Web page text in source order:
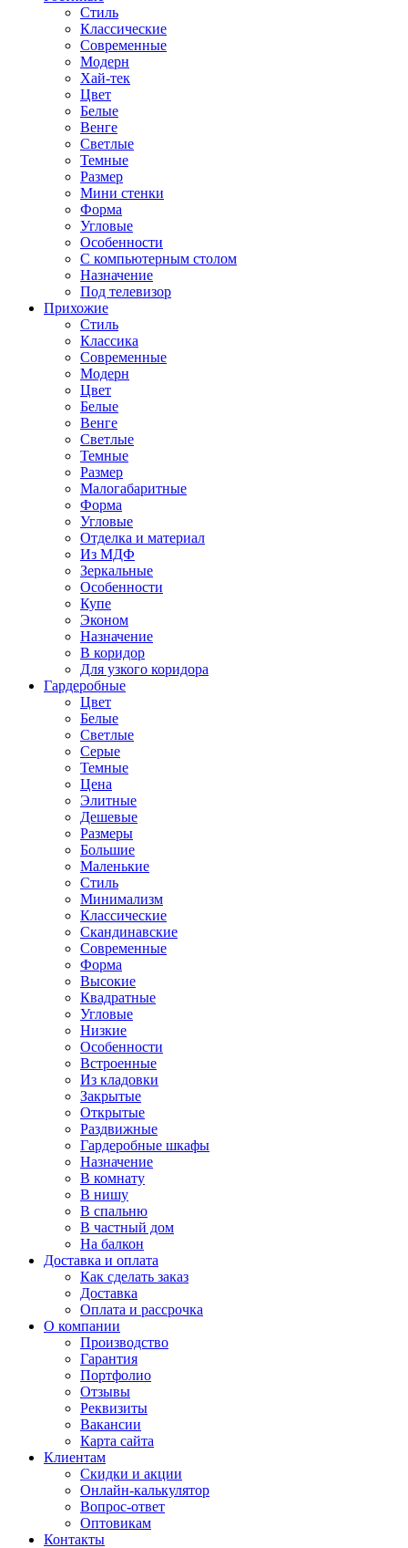
Стиль
Классические
Современные
Модерн
Хай-тек
Цвет
Белые
Венге
Светлые
Темные
Размер
Мини стенки
Форма
Угловые
Особенности
С компьютерным столом
Назначение
Под телевизор
Прихожие
Стиль
Классика
Современные
Модерн
Цвет
Белые
Венге
Светлые
Темные
Размер
Малогабаритные
Форма
Угловые
Отделка и материал
Из МДФ
Зеркальные
Особенности
Купе
Эконом
Назначение
В коридор
Для узкого коридора
Гардеробные
Цвет
Белые
Светлые
Серые
Темные
Цена
Элитные
Дешевые
Размеры
Большие
Маленькие
Стиль
Минимализм
Классические
Скандинавские
Современные
Форма
Высокие
Квадратные
Угловые
Низкие
Особенности
Встроенные
Из кладовки
Закрытые
Открытые
Раздвижные
Гардеробные шкафы
Назначение
В комнату
В нишу
В спальню
В частный дом
На балкон
Доставка и оплата
Как сделать заказ
Доставка
Оплата и рассрочка
О компании
Производство
Гарантия
Портфолио
Отзывы
Реквизиты
Вакансии
Карта сайта
Клиентам
Скидки и акции
Онлайн-калькулятор
Вопрос-ответ
Оптовикам
Контакты